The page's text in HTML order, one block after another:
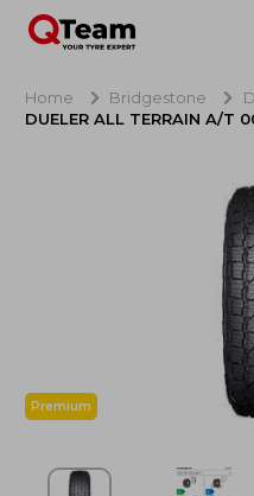
Hoeveel banden wilt u
Home Bridgestone
DUELER ALL TERRAIN A/T
Premium